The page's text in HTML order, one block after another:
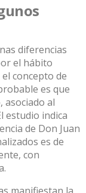
diferencias
el hábito
concepto de
es que
asociado al
estudio indica
de Don Juan
es de
con